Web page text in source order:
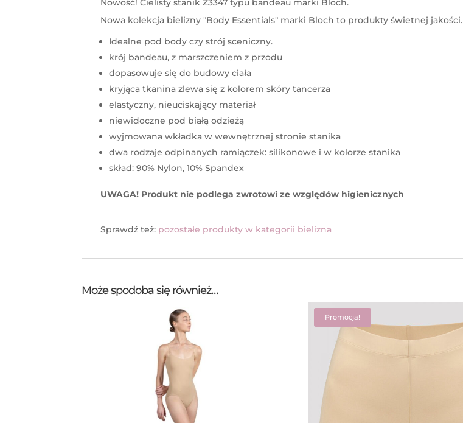
Nowość! Cielisty stanik Z3347 typu bandeau marki Bloch.
Nowa kolekcja bielizny "Body Essentials" marki Bloch to produkty świetnej jakości.
Idealne pod body czy strój sceniczny.
krój bandeau, z marszczeniem z przodu
dopasowuje się do budowy ciała
kryjąca tkanina zlewa się z kolorem skóry tancerza
elastyczny, nieuciskający materiał
niewidoczne pod białą odzieżą
wyjmowana wkładka w wewnętrznej stronie stanika
dwa rodzaje odpinanych ramiączek: silikonowe i w kolorze stanika
skład: 90% Nylon, 10% Spandex
UWAGA! Produkt nie podlega zwrotowi ze względów higienicznych
Sprawdź też: pozostałe produkty w kategorii bielizna
Może spodoba się również…
Promocja!